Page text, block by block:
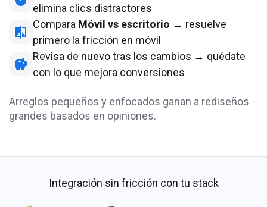
elimina clics distractores
Compara Móvil vs escritorio → resuelve
primero la fricción en móvil
Revisa de nuevo tras los cambios → quédate
con lo que mejora conversiones
Arreglos pequeños y enfocados ganan a rediseños
grandes basados en opiniones.
Integración sin fricción con tu stack